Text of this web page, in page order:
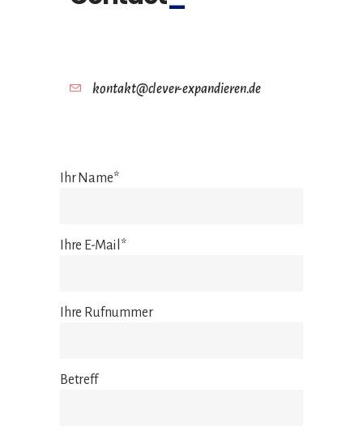
kontakt@clever-expandieren.de
Ihr Name*
Ihre E-Mail*
Ihre Rufnummer
Betreff